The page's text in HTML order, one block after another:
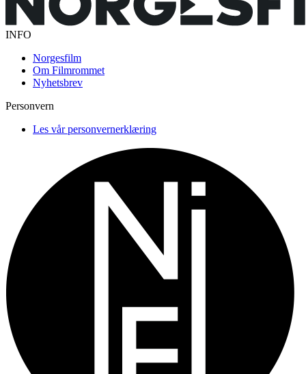
INFO
Norgesfilm
Om Filmrommet
Nyhetsbrev
Personvern
Les vår personvernerklæring